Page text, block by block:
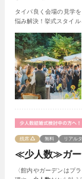
タイパ良く会場の見学
悩み解決！挙式スタイ
≪少人数≫ガー
残席 無料 リアル
〈館内やガーデンはプ